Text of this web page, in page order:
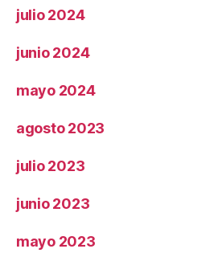
julio 2024
junio 2024
mayo 2024
agosto 2023
julio 2023
junio 2023
mayo 2023